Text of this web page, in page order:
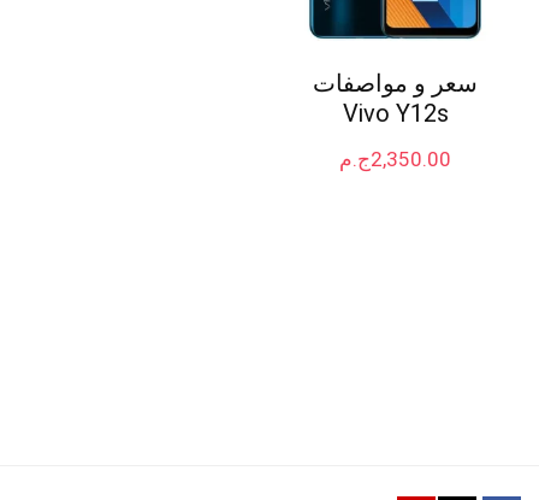
سعر و مواصفات
Vivo Y12s
ج.م2,350.00